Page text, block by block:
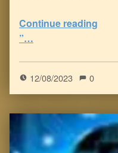
Continue reading
”…
12/08/2023 0